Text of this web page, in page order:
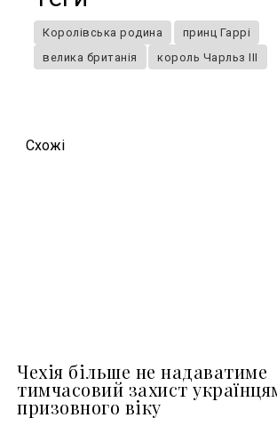
Королівська родина
принц Гаррі
велика британія
король Чарльз ІІІ
Схожi
Чехія більше не надаватиме
тимчасовий захист
призовного віку